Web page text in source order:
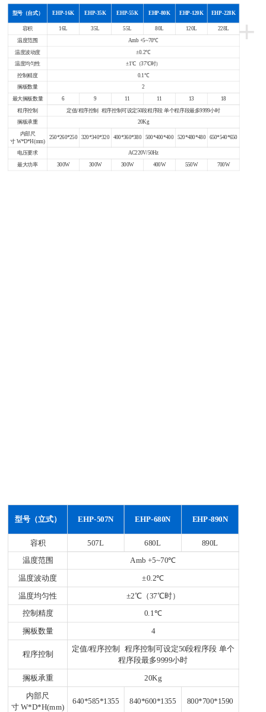
+
型号（台式） EHP-16K EHP-35K EHP-55K EHP-80K EHP-120K EHP-228K
容积 16L 35L 55L 80L 120L 228L
温度范围 Amb +5~70℃
温度波动度 ±0.2℃
温度均匀性 ±1℃（37℃时）
控制精度 0.1℃
搁板数量 2
最大搁板数量 6 9 11 11 13 18
程序控制 定值/程序控制 程序控制可设定50段程序段 单个程序段最多9999小时
搁板承重 20Kg
内部尺
寸 W*D*H(mm)
250*260*250 320*340*320 400*360*380 500*400*400 520*480*480 650*540*650
电压要求 AC220V/50Hz
最大功率 300W 300W 300W 400W 550W 700W
型号（立式） EHP-507N EHP-680N EHP-890N
容积 507L 680L 890L
温度范围 Amb +5~70℃
温度波动度 ±0.2℃
温度均匀性 ±2℃（37℃时）
控制精度 0.1℃
搁板数量 4
程序控制
定值/程序控制 程序控制可设定50段程序段 单个
程序段最多9999小时
搁板承重 20Kg
内部尺
寸 W*D*H(mm)
640*585*1355 840*600*1355 800*700*1590